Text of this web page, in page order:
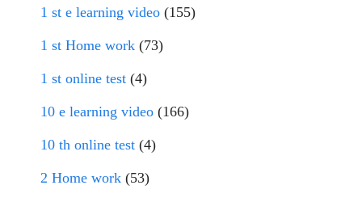
1 st e learning video (155)
1 st Home work (73)
1 st online test (4)
10 e learning video (166)
10 th online test (4)
2 Home work (53)